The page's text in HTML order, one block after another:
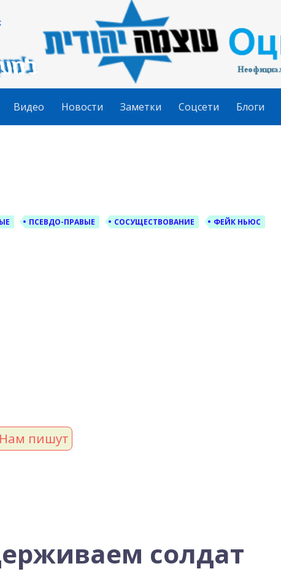
Видео Новости Заметки Соцсети Блоги
ПСЕВДО-ПРАВЫЕ СОСУЩЕСТВОВАНИЕ ФЕЙК НЬЮС
Нам пишут
солдат